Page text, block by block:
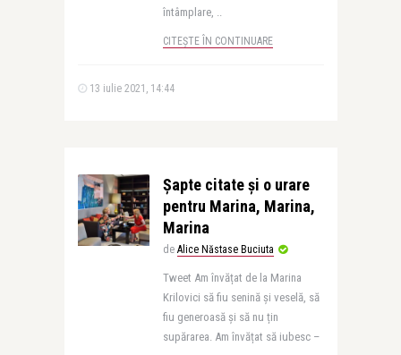
întâmplare, ..
CITEȘTE ÎN CONTINUARE
13 iulie 2021, 14:44
Șapte citate și o urare
pentru Marina, Marina,
Marina
de Alice Năstase Buciuta
Tweet Am învățat de la Marina
Krilovici să fiu senină și veselă, să
fiu generoasă și să nu țin
supărarea. Am învățat să iubesc –